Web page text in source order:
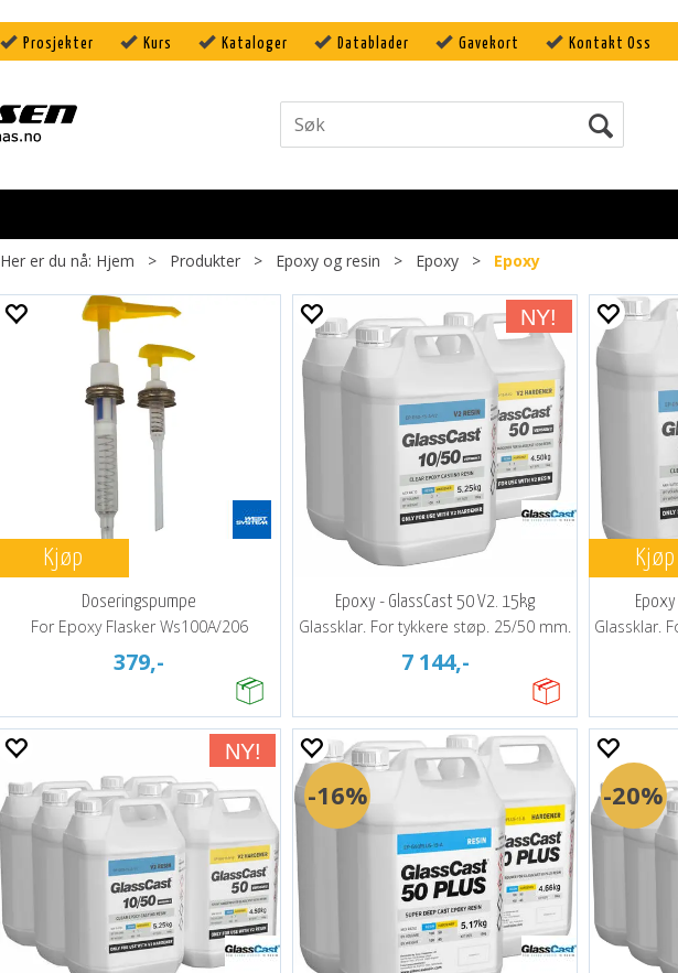
Prosjekter Kurs Kataloger Datablader Gavekort Kontakt Oss
Her er du nå: Hjem > Produkter > Epoxy og resin > Epoxy > Epoxy
Kjøp
Doseringspumpe
For Epoxy Flasker Ws100A/206
379,-
Epoxy - GlassCast 50 V2. 15kg
Glassklar. For tykkere støp. 25/50 mm.
7 144,-
Kjøp
Glassklar.
16% 20%